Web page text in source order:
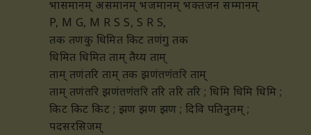
भासमानम् असमानम् भजमानम् भक्तजन सम्मानम्
P, M G, M R S S, S R S,
तक तणकु धिमित किट तणंगु तक
धिमित धिमित ताम् तैय्य ताम्
ताम् तणंतरि ताम् तक झणंतणंतरि ताम्
ताम् तणंतरि झणंतणंतरि तरि तरि तरि ; धिमि धिमि धिमि ;
किट किट किट ; झण झण झण ; दिवि पतिनुतम् ;
पदसरसिजम्